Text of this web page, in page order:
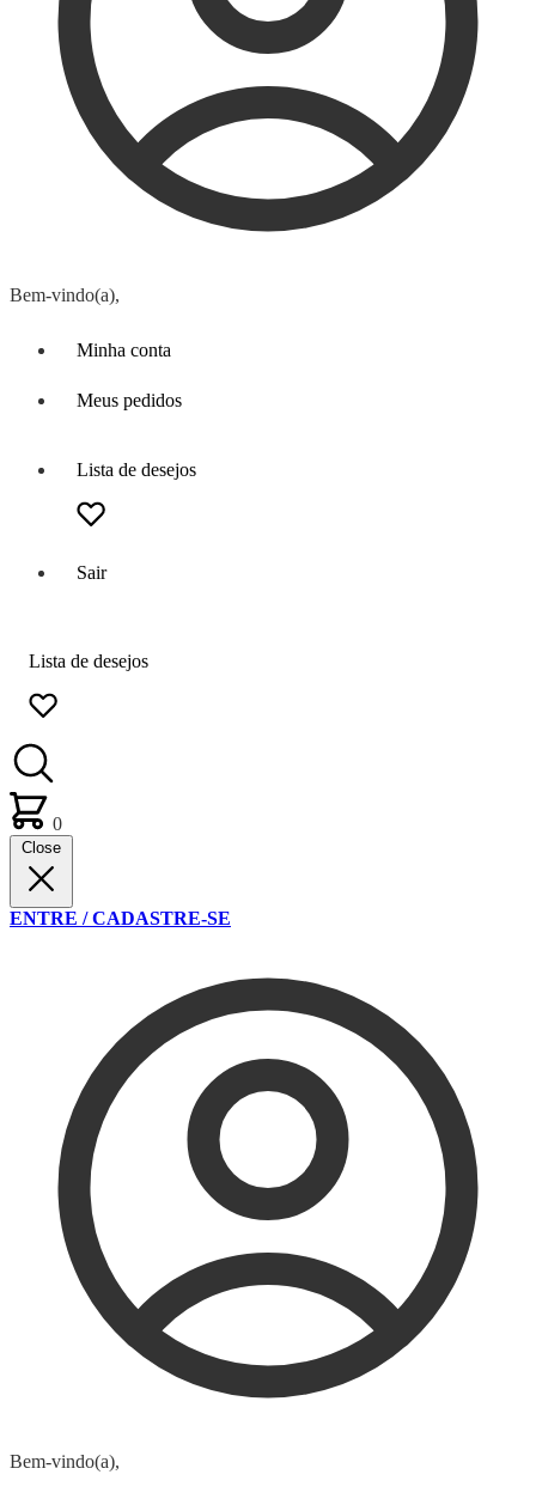
Bem-vindo(a),
Minha conta
Meus pedidos
Lista de desejos
Sair
Lista de desejos
0
Close
ENTRE / CADASTRE-SE
Bem-vindo(a),